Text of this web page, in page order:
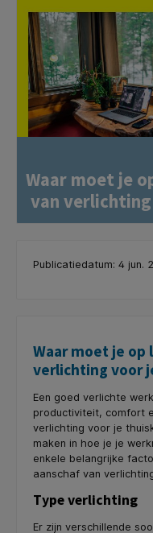
Waar moet je
van
Publicatiedatum: 4 jun.
Waar moet je op
verlichting voor
Een goed verlichte
productiviteit, comfort
verlichting voor je
maken in hoe je je
enkele belangrijke
aanschaf van
Type verlichting
Er zijn verschillende